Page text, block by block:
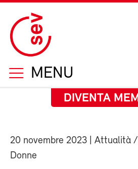
MENU
DIVENTA
20 novembre 2023 | Attualità /
Donne